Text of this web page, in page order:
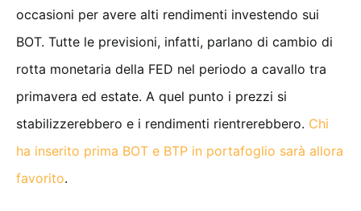
occasioni per avere alti rendimenti investendo sui
BOT. Tutte le previsioni, infatti, parlano di cambio di
rotta monetaria della FED nel periodo a cavallo tra
primavera ed estate. A quel punto i prezzi si
stabilizzerebbero e i rendimenti rientrerebbero. Chi
ha inserito prima BOT e BTP in portafoglio sarà allora
favorito.